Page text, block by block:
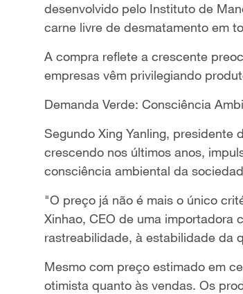
desenvolvido pelo Instituto de
carne livre de desmatamento em
A compra reflete a crescente
empresas vêm privilegiando
Demanda Verde: Consciência
Segundo Xing Yanling, presidente
crescendo nos últimos anos,
consciência ambiental da
"O preço já não é mais o único
Xinhao, CEO de uma importadora
rastreabilidade, à estabilidade da
Mesmo com preço estimado em
otimista quanto às vendas. Os